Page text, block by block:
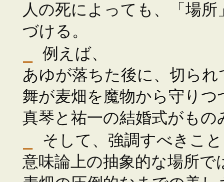
人の死によっても、「場
づける。
例えば、
あゆが落ちた後に、切ら
舞が麦畑を魔物から守り
真琴と祐一の結婚式がも
そして、強調すべきこ
意味論上の抽象的な場所